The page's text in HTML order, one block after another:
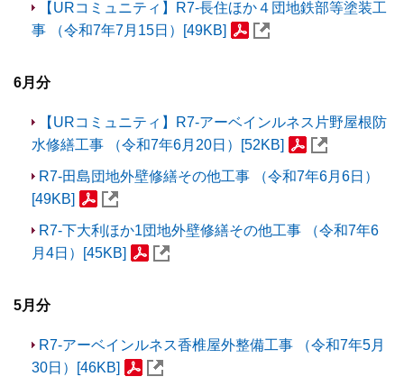
【URコミュニティ】R7-長住ほか４団地鉄部等塗装工
事 （令和7年7月15日）[49KB]
6月分
【URコミュニティ】R7-アーベインルネス片野屋根防
水修繕工事 （令和7年6月20日）[52KB]
R7-田島団地外壁修繕その他工事 （令和7年6月6日）
[49KB]
R7-下大利ほか1団地外壁修繕その他工事 （令和7年6
月4日）[45KB]
5月分
R7-アーベインルネス香椎屋外整備工事 （令和7年5月
30日）[46KB]